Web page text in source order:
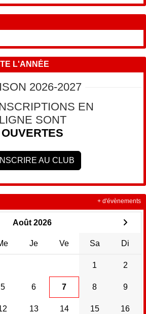
L'ANNÉE
2026-2027
EN
LIGNE SONT
OUVERTES
AU CLUB
Août 2026
Je Ve Sa Di
1 2
5 6 7 8 9
13 14 15 16
+ d'évènements